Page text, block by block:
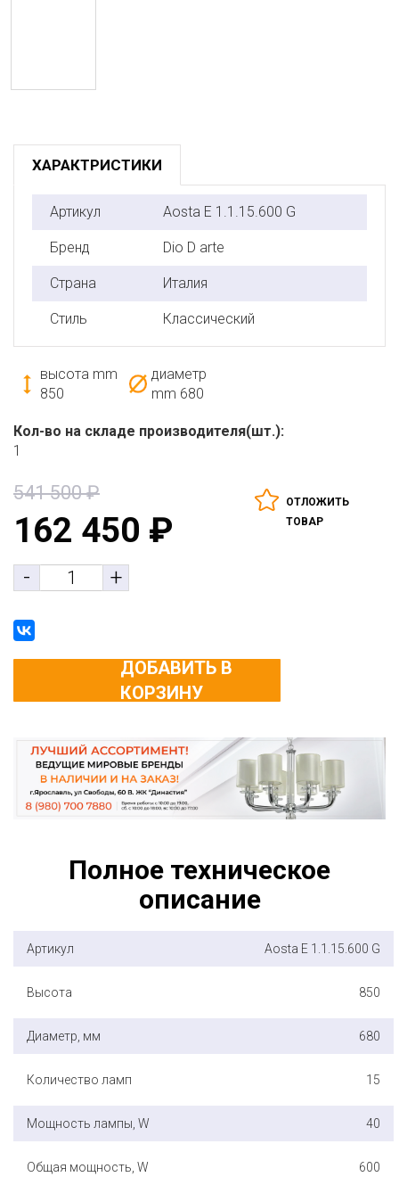
ХАРАКТРИСТИКИ
Артикул Aosta E 1.1.15.600 G
Бренд Dio D arte
Страна Италия
Стиль Классический
высота mm
850
диаметр
mm 680
Кол-во на складе производителя(шт.):
1
541 500₽
162 450 ₽
- +
ОТЛОЖИТЬ
ТОВАР
ДОБАВИТЬ В
КОРЗИНУ
Полное техническое
описание
Артикул Aosta E 1.1.15.600 G
Высота 850
Диаметр, мм 680
Количество ламп 15
Мощность лампы, W 40
Общая мощность, W 600